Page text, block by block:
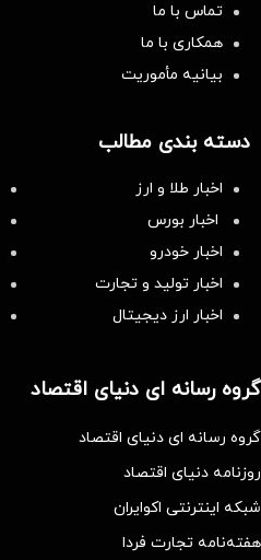
تماس با ما
همکاری با ما
بیانیه مأموریت
دسته بندی مطالب
اخبار طلا و ارز
اخبار بورس
اخبار خودرو
اخبار تولید و تجارت
اخبار ارز دیجیتال
گروه رسانه ای دنیای اقتصاد
گروه رسانه ای دنیای اقتصاد
روزنامه دنیای اقتصاد
شبکه اینترنتی اکوایران
هفته‌نامه تجارت فردا